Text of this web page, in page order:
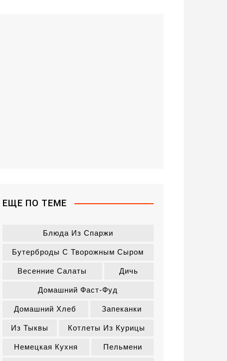
ЕЩЕ ПО ТЕМЕ
Блюда Из Спаржи
Бутерброды С Творожным Сыром
Весенние Салаты Дичь
Домашний Фаст-Фуд
Домашний Хлеб Запеканки
Из Тыквы Котлеты Из Курицы
Немецкая Кухня Пельмени